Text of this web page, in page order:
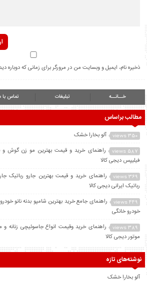
ذخیره نام، ایمیل و وبسایت من در مرورگر برای زمانی که دوباره
خــانــه تبلیغات تماس با
مطالب براساس
350 views آلو بخارا خشک
587 views
راهنمای خرید و قیمت بهترین مو زن گوش
فیلیپس دیجی کالا
369 views
راهنمای خرید و قیمت بهترین جارو رباتیک
رباتیک ایرانی دیجی کالا
449 views
راهنمای جامع خرید بهترین شامپو بدنه نانو
خودرو خانگی
389 views
راهنمای خرید وقیمت انواع جاسوئیچی زنانه و
موتور دیجی کالا
نوشته‌های تازه
آلو بخارا خشک